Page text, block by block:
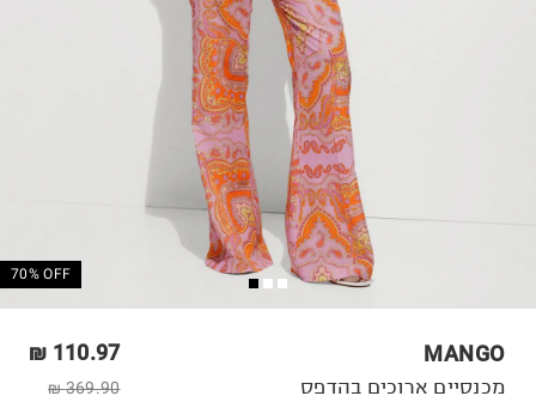
70% OFF
MANGO
110.97 ₪
369.90 ₪ מכנסיים ארוכים בהדפס